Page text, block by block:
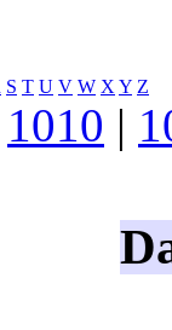
S T U V W X Y Z
1010 |